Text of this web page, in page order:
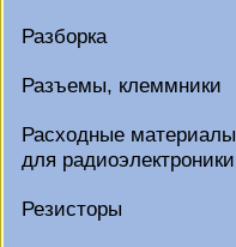
Разборка
Разъемы, клеммники
Расходные материалы
для радиоэлектроники
Резисторы